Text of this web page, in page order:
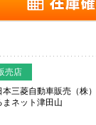
売店
本三菱自動車販売（株）
まネット津田山